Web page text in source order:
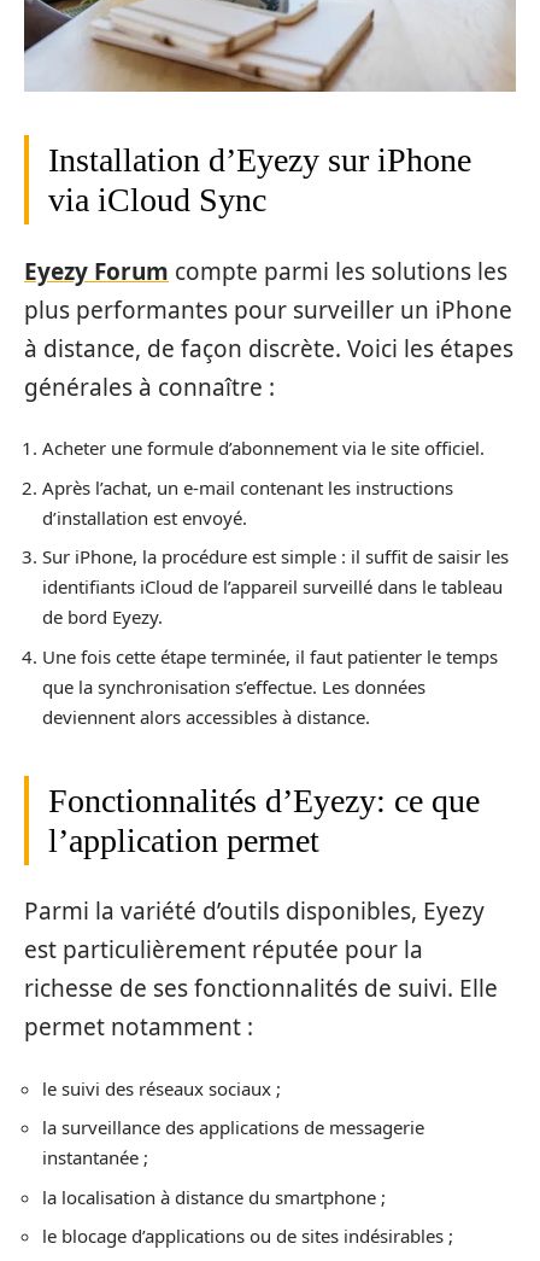
Installation d’Eyezy sur iPhone
via iCloud Sync
Eyezy Forum compte parmi les solutions les
plus performantes pour surveiller un iPhone
à distance, de façon discrète. Voici les étapes
générales à connaître :
Acheter une formule d’abonnement via le site officiel.
Après l’achat, un e‑mail contenant les instructions
d’installation est envoyé.
Sur iPhone, la procédure est simple : il suffit de saisir les
identifiants iCloud de l’appareil surveillé dans le tableau
de bord Eyezy.
Une fois cette étape terminée, il faut patienter le temps
que la synchronisation s’effectue. Les données
deviennent alors accessibles à distance.
Fonctionnalités d’Eyezy: ce que
l’application permet
Parmi la variété d’outils disponibles, Eyezy
est particulièrement réputée pour la
richesse de ses fonctionnalités de suivi. Elle
permet notamment :
le suivi des réseaux sociaux ;
la surveillance des applications de messagerie
instantanée ;
la localisation à distance du smartphone ;
le blocage d’applications ou de sites indésirables ;